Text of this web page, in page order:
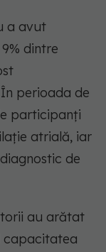
a avut
dintre
perioada de
participanți
atrială, iar
de
au arătat
capacitatea